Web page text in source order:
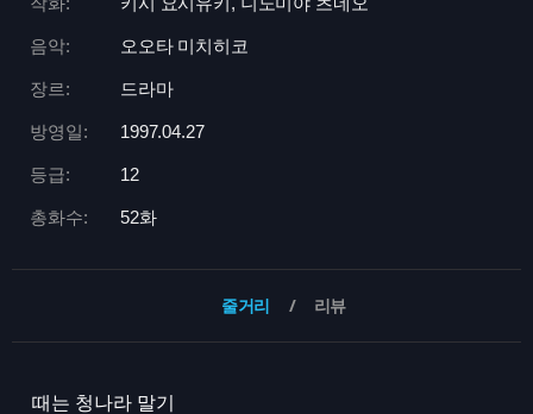
음악: 오오타 미치히코
장르: 드라마
방영일: 1997.04.27
등급: 12
총화수: 52화
줄거리 리뷰
때는 청나라 말기